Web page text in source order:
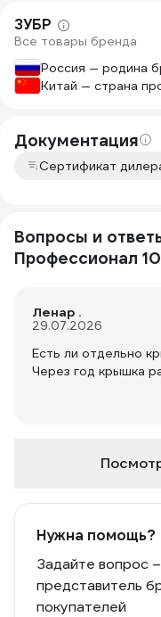
ЗУБР
Все товары бренда
Россия — родина
Китай — страна
Документация
Сертификат
Вопросы и
Профессионал
Ленар .
29.07.2026
Есть ли отдельно
Через год крышка
Нужна помощь?
Задайте вопрос
представитель
покупателей